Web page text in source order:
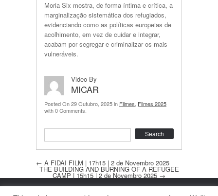
Moria Six mostra, de forma íntima e crítica, a
marginalização sistemática dos refugiados,
evidenciando como as políticas europeias de
acolhimento, em vez de cuidar e integrar,
acabam por segregar e criminalizar os mais
vulneráveis.
Video By
MICAR
Posted On 29 Outubro, 2025 in Filmes Filmes 2025
with 0 Comments.
Post navigation
← A FIDAI FILM | 17h15 | 2 de Novembro 2025
THE BUILDING AND BURNING OF A REFUGEE
CAMP | 15h15 | 2 de Novembro 2025 →